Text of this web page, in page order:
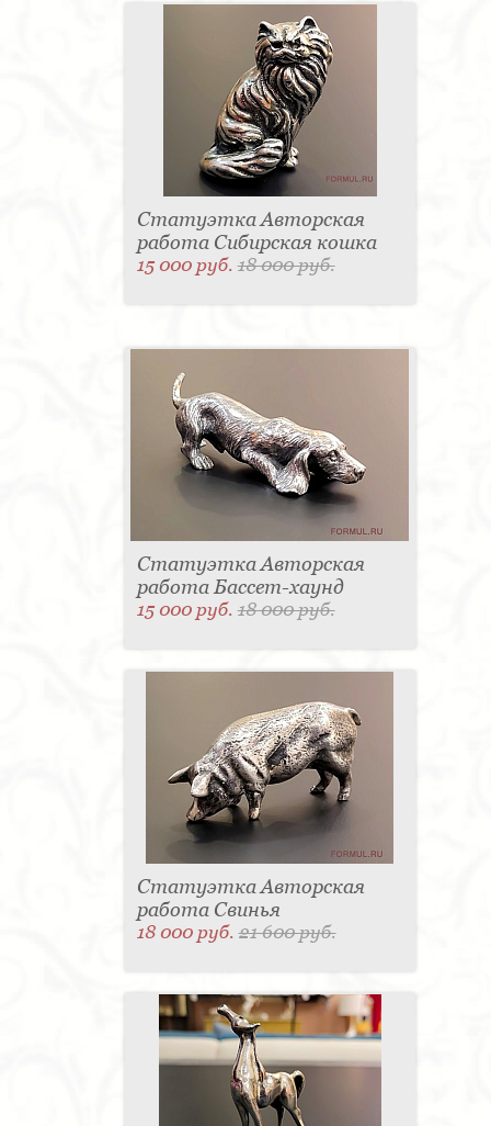
Статуэтка Авторская
работа Сибирская кошка
15 000 руб.18 000 руб.
Статуэтка Авторская
работа Бассет-хаунд
15 000 руб.18 000 руб.
Статуэтка Авторская
работа Свинья
18 000 руб.21 600 руб.